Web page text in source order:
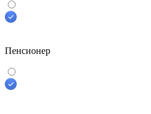
Пенсионер